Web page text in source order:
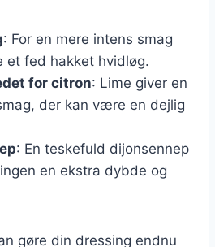
: For en mere intens smag
fed hakket hvidløg.
for citron: Lime giver en
der kan være en dejlig
: En teskefuld dijonsennep
en ekstra dybde og
gøre din dressing endnu